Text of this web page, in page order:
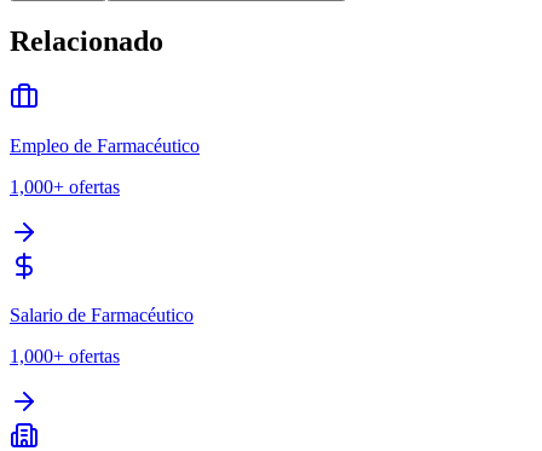
Relacionado
Empleo de Farmacéutico
1,000+ ofertas
Salario de Farmacéutico
1,000+ ofertas